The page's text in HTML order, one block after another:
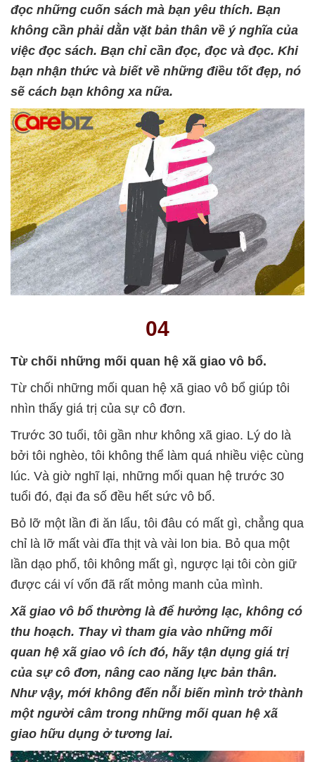
đọc những cuốn sách mà bạn yêu thích. Bạn
không cần phải dằn vặt bản thân về ý nghĩa của
việc đọc sách. Bạn chỉ cần đọc, đọc và đọc. Khi
bạn nhận thức và biết về những điều tốt đẹp, nó
sẽ cách bạn không xa nữa.
04
Từ chối những mối quan hệ xã giao vô bổ.
Từ chối những mối quan hệ xã giao vô bổ giúp tôi
nhìn thấy giá trị của sự cô đơn.
Trước 30 tuổi, tôi gần như không xã giao. Lý do là
bởi tôi nghèo, tôi không thể làm quá nhiều việc cùng
lúc. Và giờ nghĩ lại, những mối quan hệ trước 30
tuổi đó, đại đa số đều hết sức vô bổ.
Bỏ lỡ một lần đi ăn lẩu, tôi đâu có mất gì, chẳng qua
chỉ là lỡ mất vài đĩa thịt và vài lon bia. Bỏ qua một
lần dạo phố, tôi không mất gì, ngược lại tôi còn giữ
được cái ví vốn đã rất mỏng manh của mình.
Xã giao vô bổ thường là để hưởng lạc, không có
thu hoạch. Thay vì tham gia vào những mối
quan hệ xã giao vô ích đó, hãy tận dụng giá trị
của sự cô đơn, nâng cao năng lực bản thân.
Như vậy, mới không đến nỗi biến mình trở thành
một người câm trong những mối quan hệ xã
giao hữu dụng ở tương lai.